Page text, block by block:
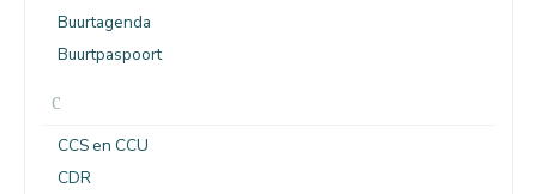
Buurtagenda
Buurtpaspoort
C
CCS en CCU
CDR